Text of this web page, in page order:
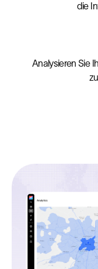
die
Analysieren Sie